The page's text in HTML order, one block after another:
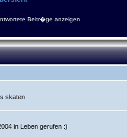
Beitr�ge anzeigen
skaten
in Leben gerufen :)